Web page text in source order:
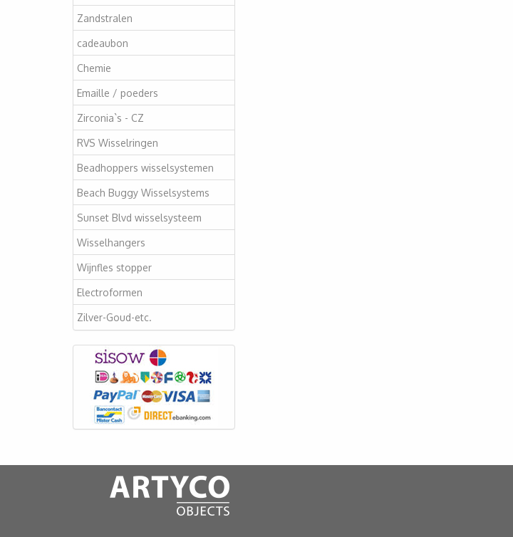
Zandstralen
cadeaubon
Chemie
Emaille / poeders
Zirconia`s - CZ
RVS Wisselringen
Beadhoppers wisselsystemen
Beach Buggy Wisselsystems
Sunset Blvd wisselsysteem
Wisselhangers
Wijnfles stopper
Electroformen
Zilver-Goud-etc.